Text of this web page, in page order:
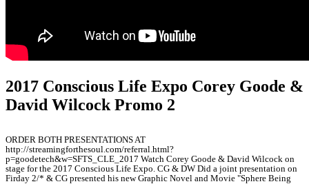
2017 Conscious Life Expo Corey Goode &
David Wilcock Promo 2
ORDER BOTH PRESENTATIONS AT
http://streamingforthesoul.com/referral.html?
p=goodetech&w=SFTS_CLE_2017 Watch Corey Goode & David Wilcock on
stage for the 2017 Conscious Life Expo. CG & DW Did a joint presentation on
Firday 2/* & CG presented his new Graphic Novel and Movie "Sphere Being